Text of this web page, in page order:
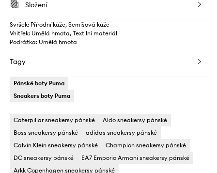
Složení
Svršek: Přírodní kůže, Semišová kůže
Vnitřek: Umělá hmota, Textilní materiál
Podrážka: Umělá hmota
Tagy
Pánské boty Puma
Sneakers boty Puma
Caterpillar sneakersy pánské
Aldo sneakersy pánské
Boss sneakersy pánské
adidas sneakersy pánské
Calvin Klein sneakersy pánské
Champion sneakersy pánské
DC sneakersy pánské
EA7 Emporio Armani sneakersy pánské
Arkk Copenhagen sneakersy pánské